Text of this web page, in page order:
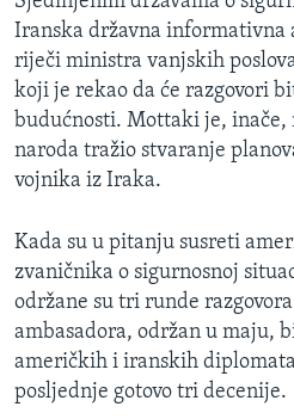
SLOBODA MEDIJA
ŽENSKA STRANA
IZBJEGLIČKA STRANA
MAGAZIN
O GLASU AMERIKE
Learning English
PRATITE NAS
Iranska državna informativna
riječi ministra vanjskih
koji je rekao da će razgovori
budućnosti. Mottaki je, inače,
naroda tražio stvaranje
vojnika iz Iraka.
Kada su u pitanju susreti
zvaničnika o sigurnosnoj
održane su tri runde
ambasadora, održan u maju,
američkih i iranskih
posljednje gotovo tri decenije.